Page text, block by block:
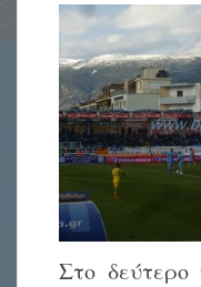
Στο δεύτερο